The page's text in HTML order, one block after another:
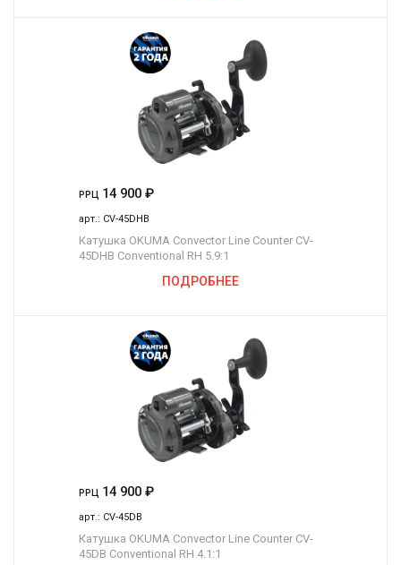
РРЦ 14 900 ₽
арт.: CV-45DHB
Катушка OKUMA Convector Line Counter CV-
45DHB Conventional RH 5.9:1
ПОДРОБНЕЕ
РРЦ 14 900 ₽
арт.: CV-45DB
Катушка OKUMA Convector Line Counter CV-
45DB Conventional RH 4.1:1